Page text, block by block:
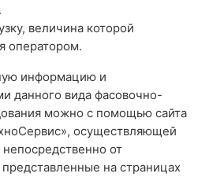
величина которой
оператором.
информацию и
данного вида фасовочно-
можно с помощью сайта
осуществляющей
от
на страницах